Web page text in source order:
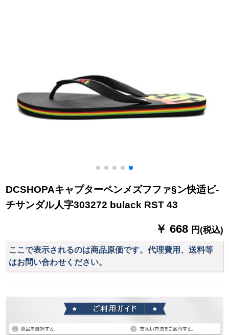
DCSHOPAキャプターペンメズフファ§ン快适ビ-
チサンダル人字303272 bulack RST 43
￥ 668 円(税込)
ここで表示されるのは商品原価です。代理費用、送料等
はお問い合わせください。